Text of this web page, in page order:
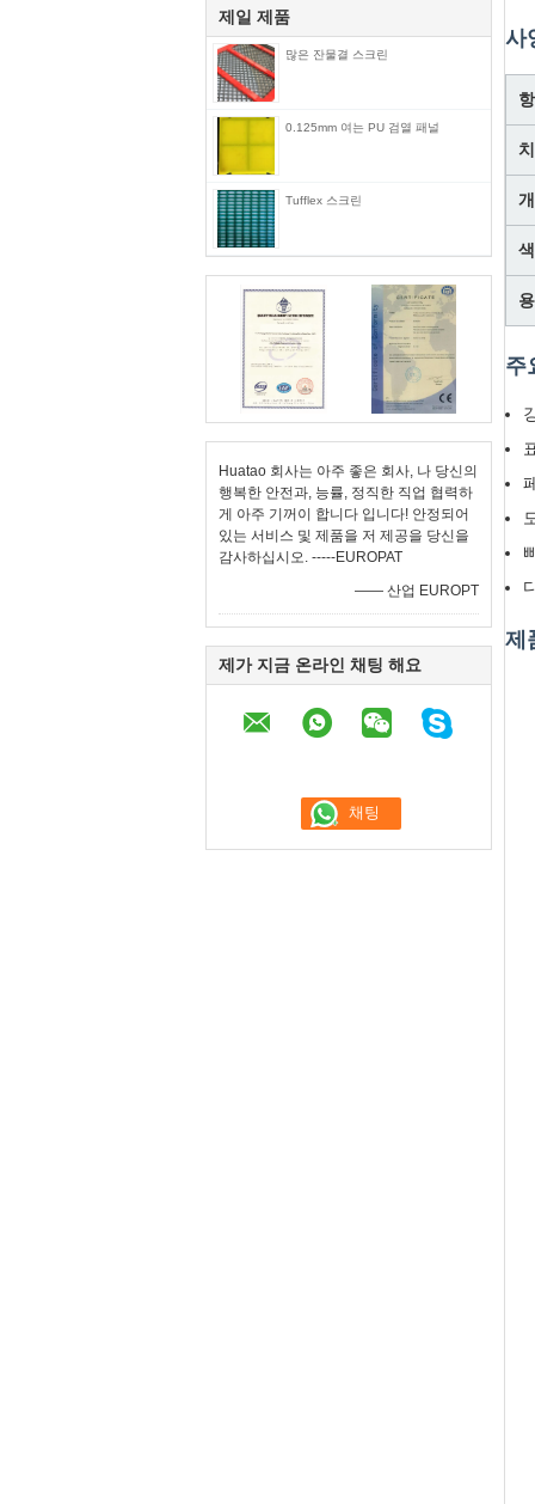
제일 제품
많은 잔물결 스크린
0.125mm 여는 PU 검열 패널
Tufflex 스크린
Huatao 회사는 아주 좋은 회사, 나 당신의
행복한 안전과, 능률, 정직한 직업 협력하
게 아주 기꺼이 합니다 입니다! 안정되어
있는 서비스 및 제품을 저 제공을 당신을
감사하십시오. -----EUROPAT
—— 산업 EUROPT
제가 지금 온라인 채팅 해요
사
주
제